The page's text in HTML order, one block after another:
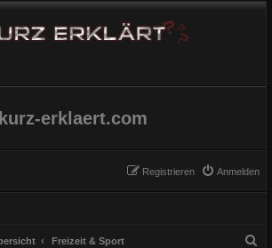
kurz-erklaert.com
Anmelden
Registrieren
Freizeit & Sport